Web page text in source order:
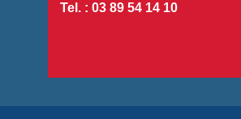
Tel. : 03 89 54 14 10